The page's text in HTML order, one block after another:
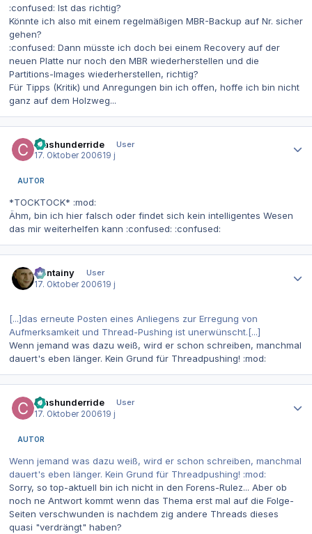
:confused: Ist das richtig?
Könnte ich also mit einem regelmäßigen MBR-Backup auf Nr. sicher
gehen?
:confused: Dann müsste ich doch bei einem Recovery auf der
neuen Platte nur noch den MBR wiederherstellen und die
Partitions-Images wiederherstellen, richtig?
Für Tipps (Kritik) und Anregungen bin ich offen, hoffe ich bin nicht
ganz auf dem Holzweg...
crashunderride
User
17. Oktober 200619 j
AUTOR
*TOCKTOCK* :mod:
Ähm, bin ich hier falsch oder findet sich kein intelligentes Wesen
das mir weiterhelfen kann :confused: :confused:
Containy
User
17. Oktober 200619 j
[...]das erneute Posten eines Anliegens zur Erregung von
Aufmerksamkeit und Thread-Pushing ist unerwünscht.[...]
Wenn jemand was dazu weiß, wird er schon schreiben, manchmal
dauert's eben länger. Kein Grund für Threadpushing! :mod:
crashunderride
User
17. Oktober 200619 j
AUTOR
Wenn jemand was dazu weiß, wird er schon schreiben, manchmal
dauert's eben länger. Kein Grund für Threadpushing! :mod:
Sorry, so top-aktuell bin ich nicht in den Forens-Rulez... Aber ob
noch ne Antwort kommt wenn das Thema erst mal auf die Folge-
Seiten verschwunden is nachdem zig andere Threads dieses
quasi "verdrängt" haben?